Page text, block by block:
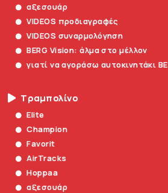
αξεσουάρ
VIDEOS προδιαγραφές
VIDEOS συναρμολόγηση
BERG Vision: άλμα στο μέλλον
γιατί να αγοράσω αυτοκινητάκι
Τραμπολίνο
Elite
Champion
Favorit
AirTracks
Hoppaa
αξεσουάρ